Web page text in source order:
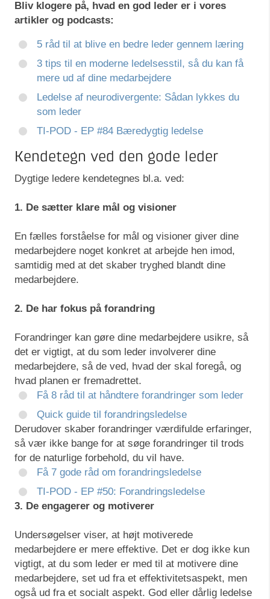
Bliv klogere på, hvad en god leder er i vores
artikler og podcasts:
5 råd til at blive en bedre leder gennem læring
3 tips til en moderne ledelsesstil, så du kan få
mere ud af dine medarbejdere
Ledelse af neurodivergente: Sådan lykkes du
som leder
TI-POD - EP #84 Bæredygtig ledelse
Kendetegn ved den gode leder
Dygtige ledere kendetegnes bl.a. ved:
1. De sætter klare mål og visioner
En fælles forståelse for mål og visioner giver dine
medarbejdere noget konkret at arbejde hen imod,
samtidig med at det skaber tryghed blandt dine
medarbejdere.
2. De har fokus på forandring
Forandringer kan gøre dine medarbejdere usikre, så
det er vigtigt, at du som leder involverer dine
medarbejdere, så de ved, hvad der skal foregå, og
hvad planen er fremadrettet.
Få 8 råd til at håndtere forandringer som leder
Quick guide til forandringsledelse
Derudover skaber forandringer værdifulde erfaringer,
så vær ikke bange for at søge forandringer til trods
for de naturlige forbehold, du vil have.
Få 7 gode råd om forandringsledelse
TI-POD - EP #50: Forandringsledelse
3. De engagerer og motiverer
Undersøgelser viser, at højt motiverede
medarbejdere er mere effektive. Det er dog ikke kun
vigtigt, at du som leder er med til at motivere dine
medarbejdere, set ud fra et effektivitetsaspekt, men
også ud fra et socialt aspekt. God eller dårlig ledelse